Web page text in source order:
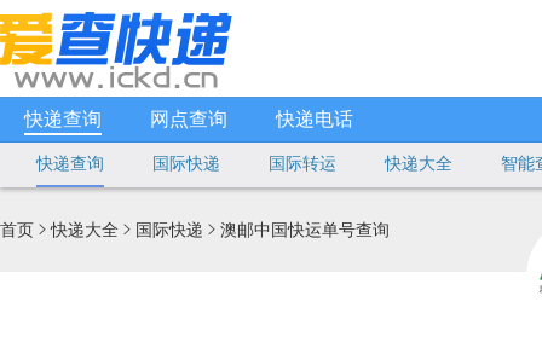
快递查询 网点查询 快递电话
快递查询 国际快递 国际转运 快递大全 智能
首页 快递大全  国际快递  澳邮中国快运单号查询